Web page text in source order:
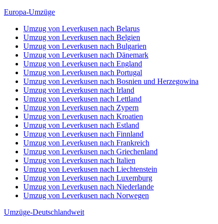
Europa-Umzüge
Umzug von Leverkusen nach Belarus
Umzug von Leverkusen nach Belgien
Umzug von Leverkusen nach Bulgarien
Umzug von Leverkusen nach Dänemark
Umzug von Leverkusen nach England
Umzug von Leverkusen nach Portugal
Umzug von Leverkusen nach Bosnien und Herzegowina
Umzug von Leverkusen nach Irland
Umzug von Leverkusen nach Lettland
Umzug von Leverkusen nach Zypern
Umzug von Leverkusen nach Kroatien
Umzug von Leverkusen nach Estland
Umzug von Leverkusen nach Finnland
Umzug von Leverkusen nach Frankreich
Umzug von Leverkusen nach Griechenland
Umzug von Leverkusen nach Italien
Umzug von Leverkusen nach Liechtenstein
Umzug von Leverkusen nach Luxemburg
Umzug von Leverkusen nach Niederlande
Umzug von Leverkusen nach Norwegen
Umzüge-Deutschlandweit